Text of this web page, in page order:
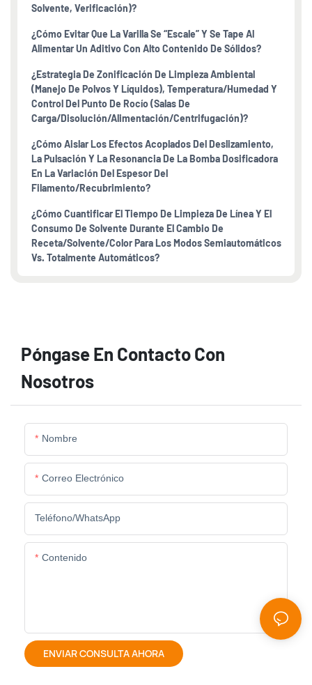
Solvente, Verificación)?
¿Cómo Evitar Que La Varilla Se “escale” Y Se Tape Al
Alimentar Un Aditivo Con Alto Contenido De Sólidos?
¿Estrategia De Zonificación De Limpieza Ambiental
(manejo De Polvos Y Líquidos), Temperatura/humedad Y
Control Del Punto De Rocío (salas De
Carga/disolución/alimentación/centrifugación)?
¿Cómo Aislar Los Efectos Acoplados Del Deslizamiento,
La Pulsación Y La Resonancia De La Bomba Dosificadora
En La Variación Del Espesor Del
Filamento/recubrimiento?
¿Cómo Cuantificar El Tiempo De Limpieza De Línea Y El
Consumo De Solvente Durante El Cambio De
Receta/solvente/color Para Los Modos Semiautomáticos
Vs. Totalmente Automáticos?
Póngase En Contacto Con
Nosotros
Nombre
Correo Electrónico
Teléfono/WhatsApp
Contenido
ENVIAR CONSULTA AHORA